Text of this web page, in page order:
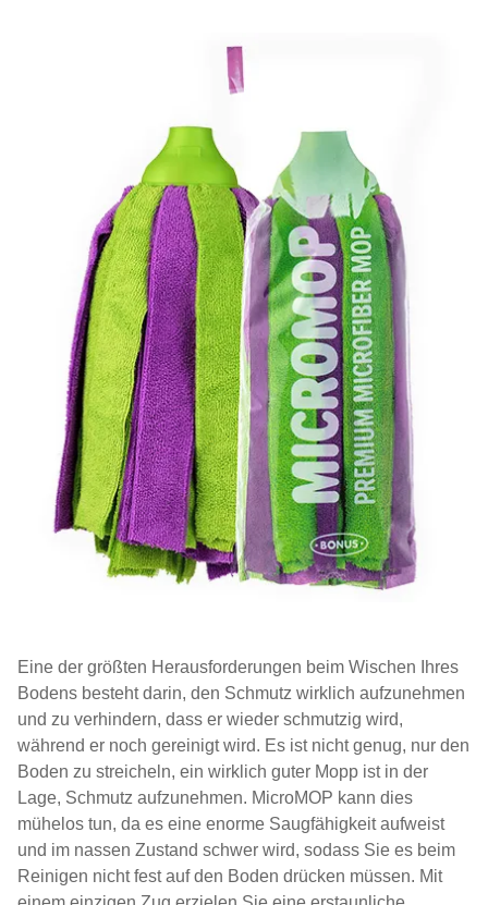
Eine der größten Herausforderungen beim Wischen Ihres
Bodens besteht darin, den Schmutz wirklich aufzunehmen
und zu verhindern, dass er wieder schmutzig wird,
während er noch gereinigt wird. Es ist nicht genug, nur den
Boden zu streicheln, ein wirklich guter Mopp ist in der
Lage, Schmutz aufzunehmen. MicroMOP kann dies
mühelos tun, da es eine enorme Saugfähigkeit aufweist
und im nassen Zustand schwer wird, sodass Sie es beim
Reinigen nicht fest auf den Boden drücken müssen. Mit